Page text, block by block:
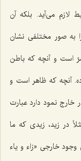
می‌آید. بلکه آن
به صور مختلفى نشان
است و آنچه که باطن
آنچه که ظاهر است و
نمود دارد عبارت
در زید، زیدى که ما
خارجى «زاء و یاء